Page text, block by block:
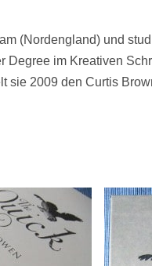
(Nordengland) und
Degree im Kreativen
sie 2009 den Curtis